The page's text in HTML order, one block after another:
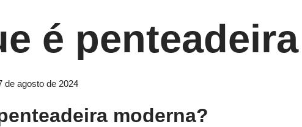
é
de agosto de 2024
moderna?